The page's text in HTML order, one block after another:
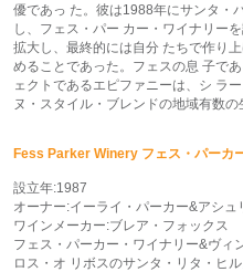
優であっ た。彼は1988年にサンタ・
し、フェス・パー カー・ワイナリー
拡大し、最終的には自分 たちで作り
めることであった。フェスの息 子で
ェクトであるエピファニーは、シ ラ
ヌ・スタイル・ブレンドの地域有数の
Fess Parker Winery フェス・パーカ
設立年:1987
オーナー:イーライ・パーカー&アシ
ワインメーカー:ブレア・フォックス
フェス・パーカー・ワイナリー&ヴィ
ロス・オ リボスのサンタ・リタ・ヒ